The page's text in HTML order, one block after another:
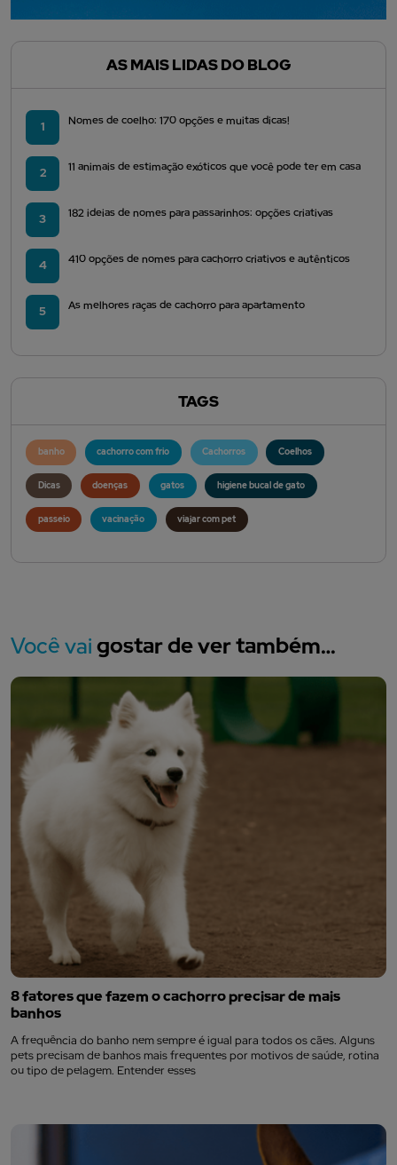
AS MAIS LIDAS DO BLOG
1 Nomes de coelho: 170 opções e muitas dicas!
2 11 animais de estimação exóticos que você pode ter em casa
3 182 ideias de nomes para passarinhos: opções criativas
4 410 opções de nomes para cachorro criativos e autênticos
5 As melhores raças de cachorro para apartamento
TAGS
banho cachorro com frio Cachorros Coelhos
Dicas doenças gatos higiene bucal de gato
passeio vacinação viajar com pet
Você vaigostar de ver também…
8 fatores que fazem o cachorro precisar de mais
banhos
A frequência do banho nem sempre é igual para todos os cães. Alguns
pets precisam de banhos mais frequentes por motivos de saúde, rotina
ou tipo de pelagem. Entender esses